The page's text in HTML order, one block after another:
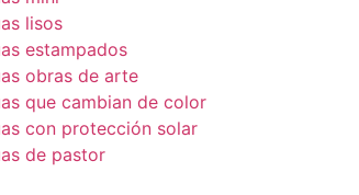
lisos
estampados
obras de arte
que cambian de color
con protección solar
de pastor